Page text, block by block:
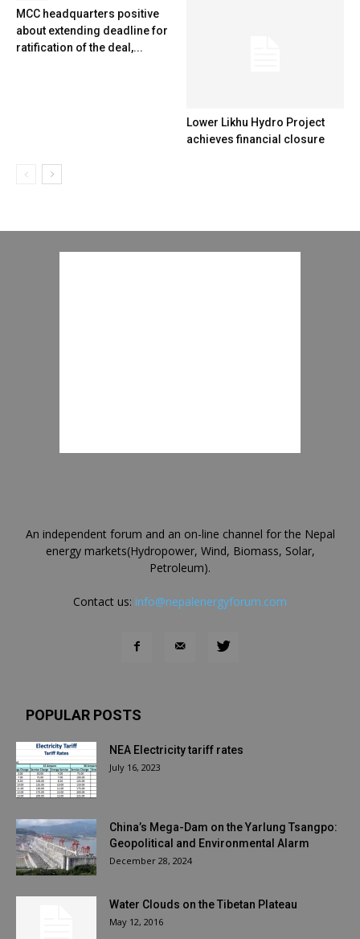
MCC headquarters positive
about extending deadline for
ratification of the deal,...
Lower Likhu Hydro Project
achieves financial closure
An independent forum and an on-line channel for the Nepal
energy markets(Hydropower, Wind, Biomass, Solar,
Petroleum).
Contact us: info@nepalenergyforum.com
POPULAR POSTS
NEA Electricity tariff rates
July 16, 2023
China’s Mega-Dam on the Yarlung Tsangpo:
Geopolitical and Environmental Alarm
December 28, 2024
Water Clouds on the Tibetan Plateau
May 12, 2016